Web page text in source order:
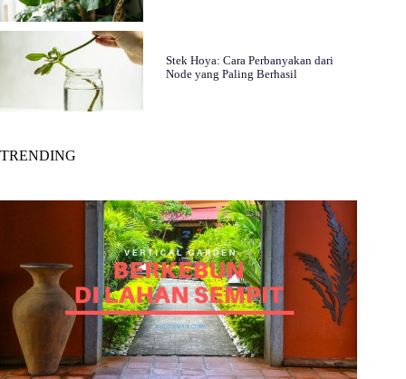
Stek Hoya: Cara Perbanyakan dari
Node yang Paling Berhasil
TRENDING